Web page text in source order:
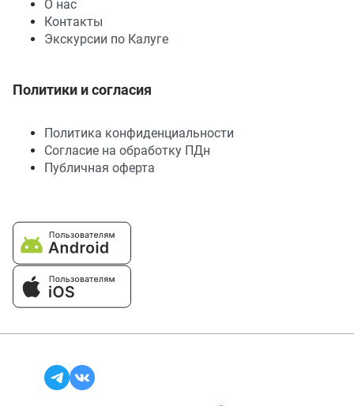
О нас
Контакты
Экскурсии по Калуге
Политики и согласия
Политика конфиденциальности
Согласие на обработку ПДн
Публичная оферта